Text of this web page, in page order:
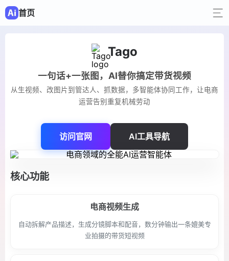
首页
Tago
一句话+一张图，AI替你搞定带货视频
从生视频、改图片到管达人、抓数据，多智能体协同工作，让电商
运营告别重复机械劳动
访问官网 AI工具导航
核心功能
电商视频生成
自动拆解产品描述，生成分镜脚本和配音，数分钟输出一条媲美专
业拍摄的带货短视频